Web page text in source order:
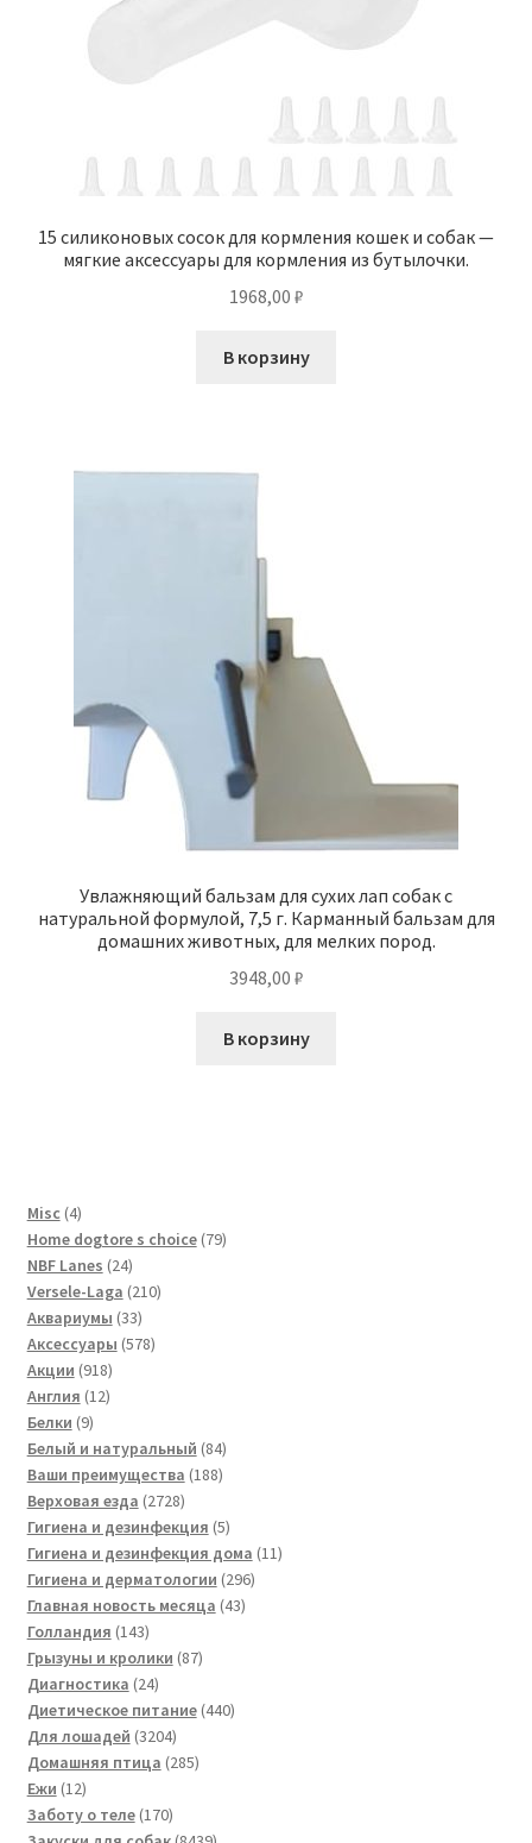
15 силиконовых сосок для кормления кошек и собак —
мягкие аксессуары для кормления из бутылочки.
1968,00 ₽
В корзину
Увлажняющий бальзам для сухих лап собак с
натуральной формулой, 7,5 г. Карманный бальзам для
домашних животных, для мелких пород.
3948,00 ₽
В корзину
Misc 44
товара
Home dogtore s choice 7979
NBF Lanes 2424
товара
Versele-Laga 210210
Аквариумы 3333
товара
Аксессуары 578578
Акции 918918
товаров
Англия 1212
Белки 99
товаров
Белый и натуральный 8484
товара
Ваши преимущества 188188
Верховая езда 27282728
товаров
Гигиена и дезинфекция 55
товаров
Гигиена и дезинфекция дома 1111
Гигиена и дерматологии 296296
Главная новость месяца 4343
Голландия 143143
товара
Грызуны и кролики 8787
Диагностика 2424
товара
Диетическое питание 440440
Для лошадей 32043204
товара
Домашняя птица 285285
Ежи 1212
товаров
Заботу о теле 170170